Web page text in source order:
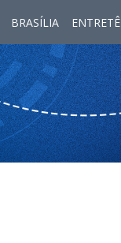
BRASÍLIA ENTRETÊ